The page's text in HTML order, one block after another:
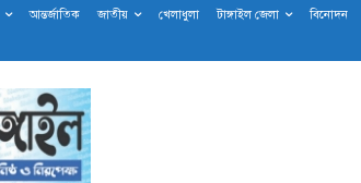
আন্তর্জাতিক জাতীয় খেলাধুলা টাঙ্গাইল জেলা বিনোদন